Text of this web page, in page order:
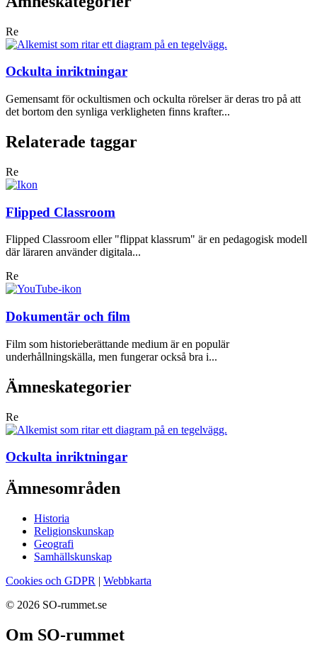
Re
Ockulta inriktningar
Gemensamt för ockultismen och ockulta rörelser är deras tro på att
det bortom den synliga verkligheten finns krafter...
Relaterade taggar
Re
Flipped Classroom
Flipped Classroom eller "flippat klassrum" är en pedagogisk modell
där läraren använder digitala...
Re
Dokumentär och film
Film som historieberättande medium är en populär
underhållningskälla, men fungerar också bra i...
Ämneskategorier
Re
Ockulta inriktningar
Ämnesområden
Historia
Religionskunskap
Geografi
Samhällskunskap
Cookies och GDPR | Webbkarta
© 2026 SO-rummet.se
Om SO-rummet